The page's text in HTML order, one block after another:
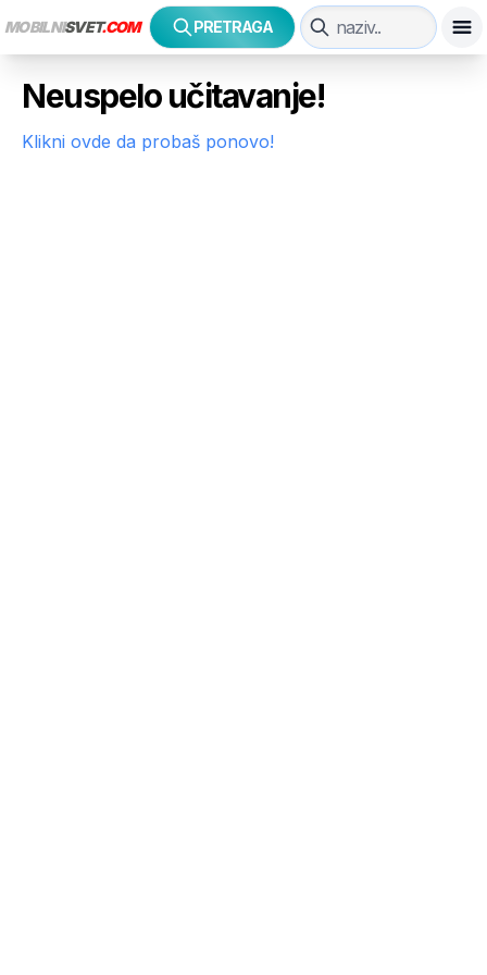
MOBILNISVET.COM PRETRAGA
Neuspelo učitavanje!
Klikni ovde da probaš ponovo!